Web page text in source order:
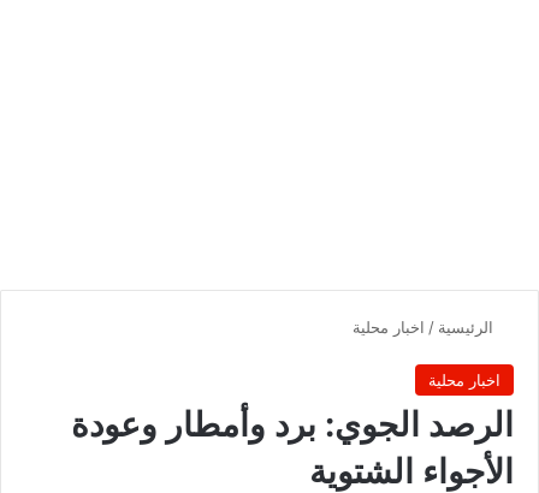
الرئيسية / اخبار محلية
اخبار محلية
الرصد الجوي: برد وأمطار وعودة
الأجواء الشتوية